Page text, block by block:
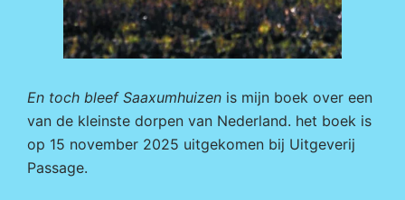
En toch bleef Saaxumhuizen is mijn boek over een
van de kleinste dorpen van Nederland. het boek is
op 15 november 2025 uitgekomen bij Uitgeverij
Passage.